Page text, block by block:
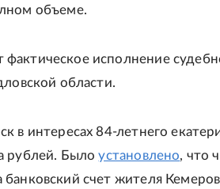
объеме.
исполнение
области.
в интересах 84-летнего
рублей. Былоустановлено, что
счет жителя